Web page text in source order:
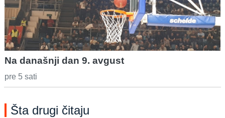
Na današnji dan 9. avgust
pre 5 sati
Šta drugi čitaju